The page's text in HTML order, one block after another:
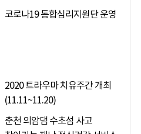
코로나19 통합심리지원단 운영
2020 트라우마 치유주간 개최
(11.11~11.20)
춘천 의암댐 수초섬 사고